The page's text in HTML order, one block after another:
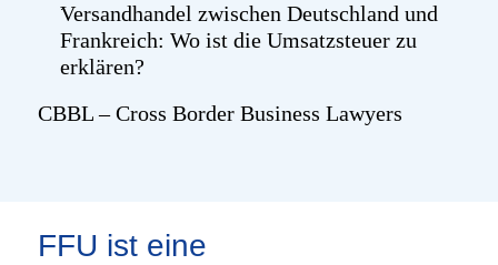
Versandhandel zwischen Deutschland und
Frankreich: Wo ist die Umsatzsteuer zu
erklären?
CBBL – Cross Border Business Lawyers
FFU ist eine